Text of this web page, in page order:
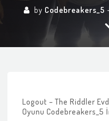
by Codebreakers_5
Logout – The Riddler
Oyunu Codebreakers_5